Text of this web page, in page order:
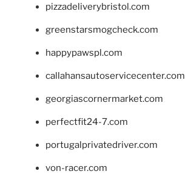
pizzadeliverybristol.com
greenstarsmogcheck.com
happypawspl.com
callahansautoservicecenter.com
georgiascornermarket.com
perfectfit24-7.com
portugalprivatedriver.com
von-racer.com